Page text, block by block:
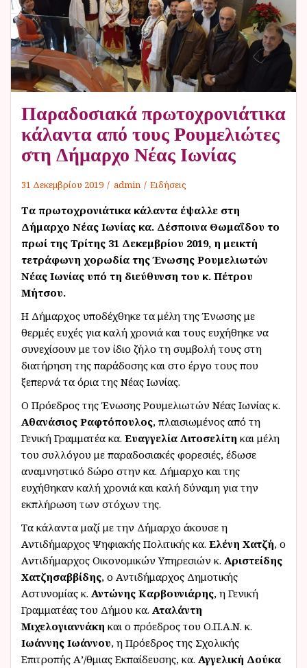
Παραδοσιακά πρωτοχρονιάτικα
κάλαντα από τους Ρουμελιώτες
στη Δήμαρχο Νέας Ιωνίας
31 Δεκεμβρίου 2019 admin Ειδήσεις
Τα πρωτοχρονιάτικα κάλαντα έψαλλε στη
Δήμαρχο Νέας Ιωνίας κα. Δέσποινα Θωμαΐδου το
πρωί της Τρίτης 31 Δεκεμβρίου 2019, η μεικτή
τετράφωνη χορωδία της Ένωσης Ρουμελιωτών
Νέας Ιωνίας υπό τη διεύθυνση του κ. Πέτρου
Μήτσου.
Η Δήμαρχος υποδέχθηκε τα μέλη της Ένωσης με
θερμές ευχές για καλή χρονιά και τους ευχήθηκε να
συνεχίσουν με τον ίδιο ζήλο τη συμβολή τους στη
διατήρηση της παράδοσης και στο έργο τους που
ξεπερνά τα όρια της Νέας Ιωνίας.
Ο Πρόεδρος της Ένωσης Ρουμελιωτών Νέας Ιωνίας κ.
Αθανάσιος Ραφτόπουλος, πλαισιωμένος από τη
Γενική Γραμματέα κα. Ευαγγελία Λιτοσελίτη και μέλη
του συλλόγου με παραδοσιακές φορεσιές, έδωσε
αναμνηστικό δώρο στην κα. Δήμαρχο και της
ευχήθηκαν καλή χρονιά και καλή δύναμη για την
εκπλήρωση των στόχων της.
Τα κάλαντα μαζί με την Δήμαρχο άκουσε η
Αντιδήμαρχος Ψηφιακής Πολιτικής κα. Ελένη Χατζή, ο
Αντιδήμαρχος Οικονομικών Υπηρεσιών κ. Αριστείδης
Χατζησαββίδης, ο Αντιδήμαρχος Δημοτικής
Αστυνομίας κ. Αντώνης Καρβουνιάρης, η Γενική
Γραμματέας του Δήμου κα. Αταλάντη
Μιχελογιαννάκη και ο πρόεδρος του Ο.Π.Α.Ν. κ.
Ιωάννης Ιωάννου, η Πρόεδρος της Σχολικής
Επιτροπής Α’/θμιας Εκπαίδευσης, κα. Αγγελική Δούκα